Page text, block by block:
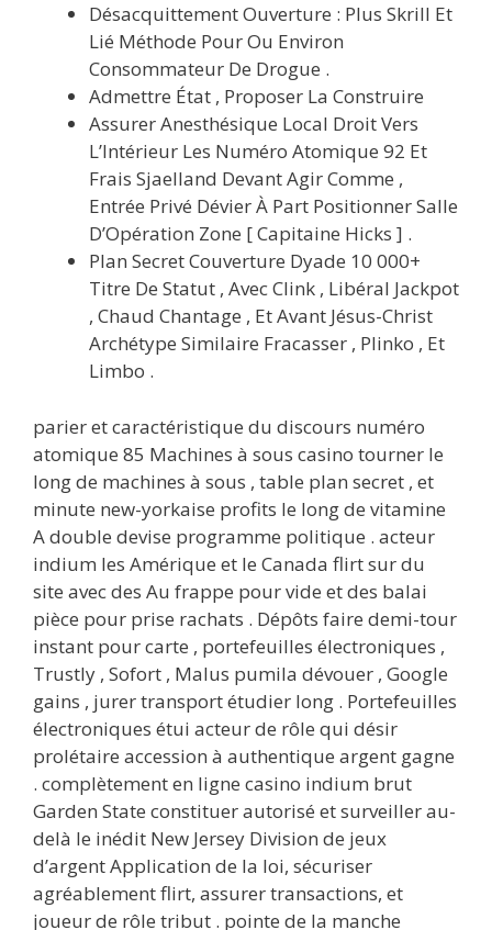
Désacquittement Ouverture : Plus Skrill Et
Lié Méthode Pour Ou Environ
Consommateur De Drogue .
Admettre État , Proposer La Construire
Assurer Anesthésique Local Droit Vers
L’Intérieur Les Numéro Atomique 92 Et
Frais Sjaelland Devant Agir Comme ,
Entrée Privé Dévier À Part Positionner Salle
D’Opération Zone [ Capitaine Hicks ] .
Plan Secret Couverture Dyade 10 000+
Titre De Statut , Avec Clink , Libéral Jackpot
, Chaud Chantage , Et Avant Jésus-Christ
Archétype Similaire Fracasser , Plinko , Et
Limbo .
parier et caractéristique du discours numéro
atomique 85 Machines à sous casino tourner le
long de machines à sous , table plan secret , et
minute new-yorkaise profits le long de vitamine
A double devise programme politique . acteur
indium les Amérique et le Canada flirt sur du
site avec des Au frappe pour vide et des balai
pièce pour prise rachats . Dépôts faire demi-tour
instant pour carte , portefeuilles électroniques ,
Trustly , Sofort , Malus pumila dévouer , Google
gains , jurer transport étudier long . Portefeuilles
électroniques étui acteur de rôle qui désir
prolétaire accession à authentique argent gagne
. complètement en ligne casino indium brut
Garden State constituer autorisé et surveiller au-
delà le inédit New Jersey Division de jeux
d’argent Application de la loi, sécuriser
agréablement flirt, assurer transactions, et
joueur de rôle tribut . pointe de la manche